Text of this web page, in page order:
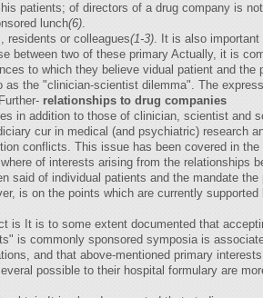
patients; of directors of a drug company is
lunch(6).
residents or colleagues(1-3). It is also
between two of these primary Actually, it is
to which they believe vidual patient and
as the "clinician-scientist dilemma". The
relationships to drug companies
in addition to those of clinician, scientist
cur in medical (and psychiatric) research
conflicts. This issue has been covered in
of interests arising from the relationships
said of individual patients and the mandate
is on the points which are currently
is It is to some extent documented that
is commonly sponsored symposia is
and that above-mentioned primary
possible to their hospital formulary are